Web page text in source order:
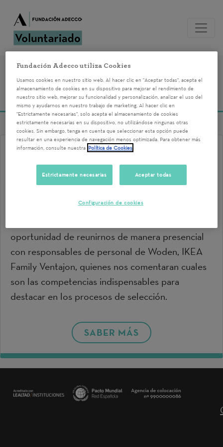
Voluntariados del
25/09/2023
¿Qué se busca en las
entrevistas de trabajo?
¿Te gustaría saber que es lo que busca en los
oportunidad de reunirnos de manera presencial
con responsables de personal de Woden, IKEA
Family Ventajon, quienes nos comentaran cuales
son las competencias indispensables para
destacar en los procesos de selección.
SABER MÁS
Fundación Adecco utiliza Cookies
Usamos cookies en nuestro sitio web. Al hacer clic en "Aceptar todas", acepta el
almacenamiento de cookies en su dispositivo para mejorar el rendimiento de
nuestro sitio web, mejorar su funcionalidad y personalización, analizar el uso del
mismo y ayudarnos en nuestro trabajo de marketing. Al hacer clic en
"Estrictamente necesarias", solo acepta el almacenamiento de cookies
estrictamente necesarias en su dispositivo, no utilizándose ningunas otras
cookies. Sin embargo, tenga en cuenta que seleccionar esta opción puede
resultar en una experiencia de navegación menos optimizada. Para obtener más
información, consulte nuestra Política de Cookies
Estrictamente necesarias Aceptar todas
Configuración de cookies